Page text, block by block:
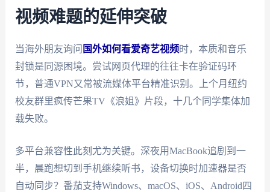
视频难题的延伸突破
当海外朋友询问 国外如何看爱奇艺视频时，本质和音乐
封锁是同源困境。尝试网页代理的往往卡在验证码环
节，普通VPN又常被流媒体平台精准识别。上个月纽约
校友群里疯传芒果TV《浪姐》片段，十几个同学集体加
载失败。
多平台兼容性此刻尤为关键。深夜用MacBook追剧到一
半，晨跑想切到手机继续听书，设备切换时加速器是否
自动同步？番茄支持Windows、macOS、iOS、Android四